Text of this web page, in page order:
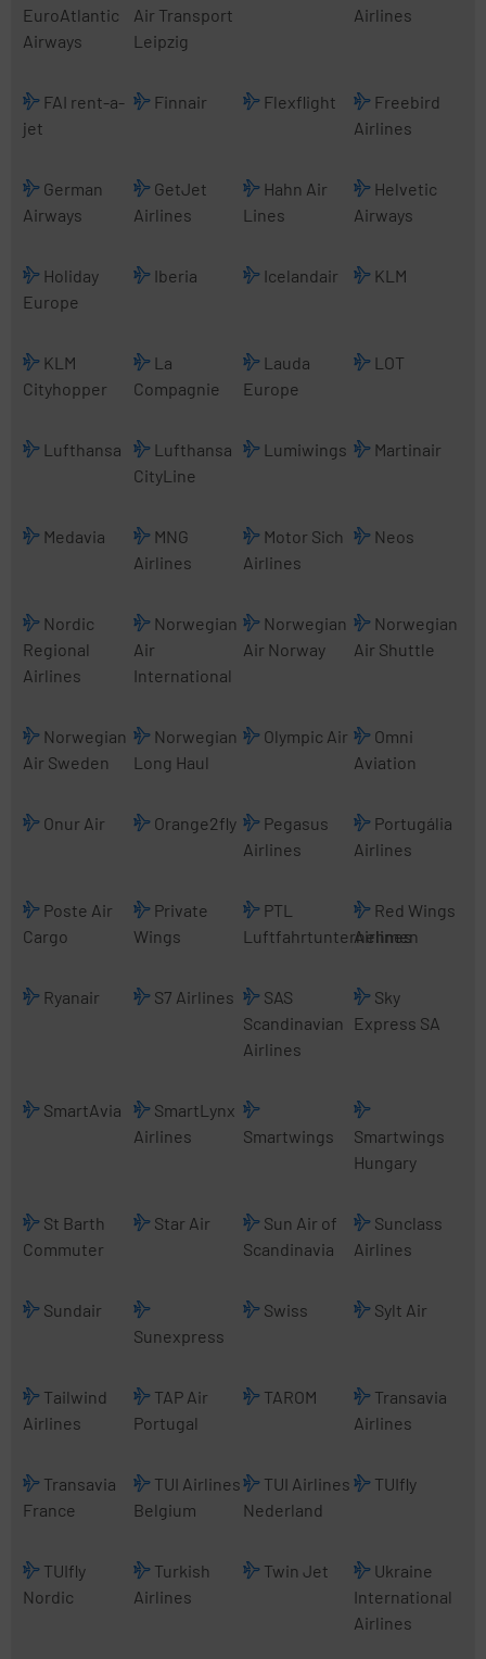
EuroAtlantic
Airways
Air Transport
Leipzig
Airlines
FAI rent-a-
jet
Finnair Flexflight
Freebird
Airlines
German
Airways
GetJet
Airlines
Hahn Air
Lines
Helvetic
Airways
Holiday
Europe
Iberia Icelandair KLM
KLM
Cityhopper
La
Compagnie
Lauda
Europe
LOT
Lufthansa
Lufthansa
CityLine
Lumiwings Martinair
Medavia
MNG
Airlines
Motor Sich
Airlines
Neos
Nordic
Regional
Airlines
Norwegian
Air
International
Norwegian
Air Norway
Norwegian
Air Shuttle
Norwegian
Air Sweden
Norwegian
Long Haul
Olympic Air
Omni
Aviation
Onur Air Orange2fly
Pegasus
Airlines
Portugália
Airlines
Poste Air
Cargo
Private
Wings
PTL
Luftfahrtunternehmen
Red Wings
Airlines
Ryanair S7 Airlines
SAS
Scandinavian
Airlines
Sky
Express SA
SmartAvia
SmartLynx
Airlines
Smartwings
Smartwings
Hungary
St Barth
Commuter
Star Air
Sun Air of
Scandinavia
Sunclass
Airlines
Sundair
Sunexpress
Swiss Sylt Air
Tailwind
Airlines
TAP Air
Portugal
TAROM
Transavia
Airlines
Transavia
France
TUI Airlines
Belgium
TUI Airlines
Nederland
TUIfly
TUIfly
Nordic
Turkish
Airlines
Twin Jet
Ukraine
International
Airlines